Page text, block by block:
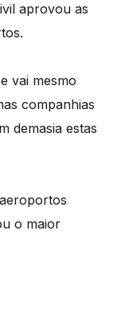
aprovou as
vai mesmo
companhias
demasia estas
o maior